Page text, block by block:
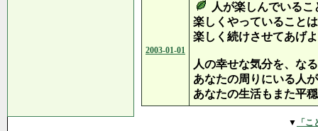
2003-01-01
人が楽しんでいる
楽しくやっていること
楽しく続けさせてあげ
人の幸せな気分を、な
あなたの周りにいる人
あなたの生活もまた平
▼ 「